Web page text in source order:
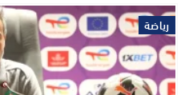
رياضة